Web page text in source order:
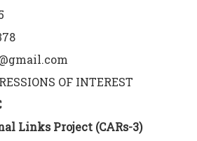
OF INTEREST
Links Project (CARs-3)